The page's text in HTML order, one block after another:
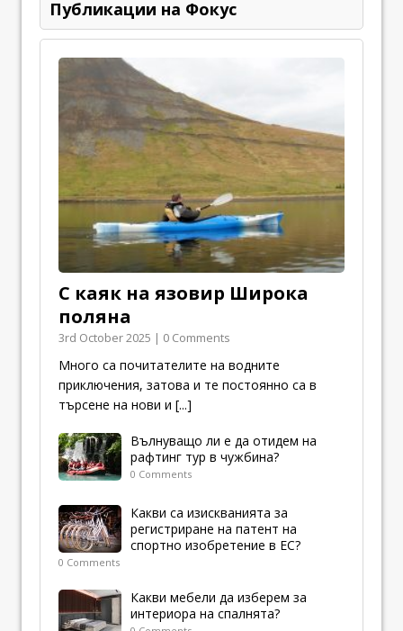
Публикации на Фокус
С каяк на язовир Широка
поляна
3rd October 2025 | 0 Comments
Много са почитателите на водните
приключения, затова и те постоянно са в
търсене на нови и [...]
Вълнуващо ли е да отидем на
рафтинг тур в чужбина?
0 Comments
Какви са изискванията за
регистриране на патент на
спортно изобретение в ЕС?
0 Comments
Какви мебели да изберем за
интериора на спалнята?